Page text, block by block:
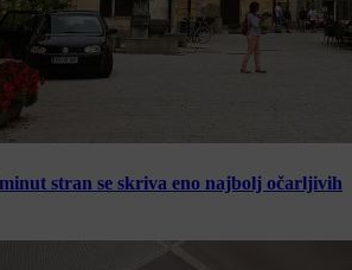
stran se skriva eno najbolj očarljivih